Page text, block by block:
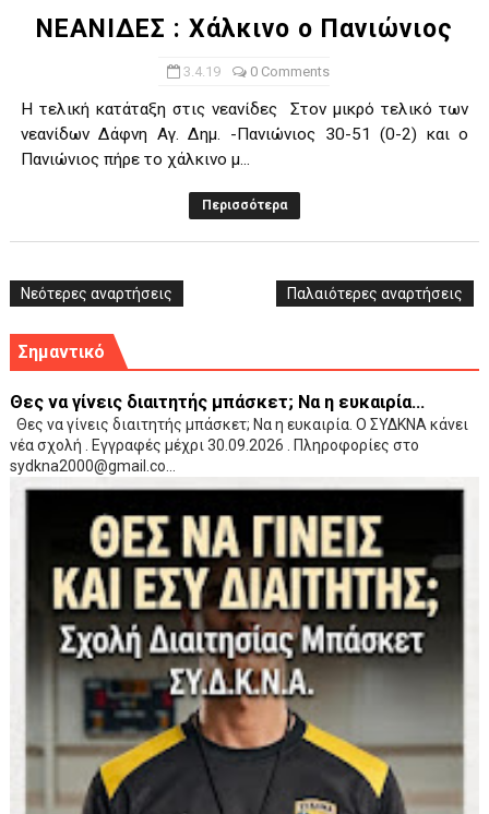
ΝΕΑΝΙΔΕΣ : Χάλκινο ο Πανιώνιος
3.4.19 0 Comments
Η τελική κατάταξη στις νεανίδες Στον μικρό τελικό των
νεανίδων Δάφνη Αγ. Δημ. -Πανιώνιος 30-51 (0-2) και ο
Πανιώνιος πήρε το χάλκινο μ...
Περισσότερα
Νεότερες αναρτήσεις Παλαιότερες αναρτήσεις
Σημαντικό
Θες να γίνεις διαιτητής μπάσκετ; Να η ευκαιρία...
Θες να γίνεις διαιτητής μπάσκετ; Να η ευκαιρία. Ο ΣΥΔΚΝΑ κάνει
νέα σχολή . Εγγραφές μέχρι 30.09.2026 . Πληροφορίες στο
sydkna2000@gmail.co...